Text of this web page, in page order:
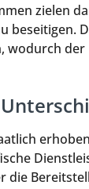
zielen
beseitigen.
wodurch
die